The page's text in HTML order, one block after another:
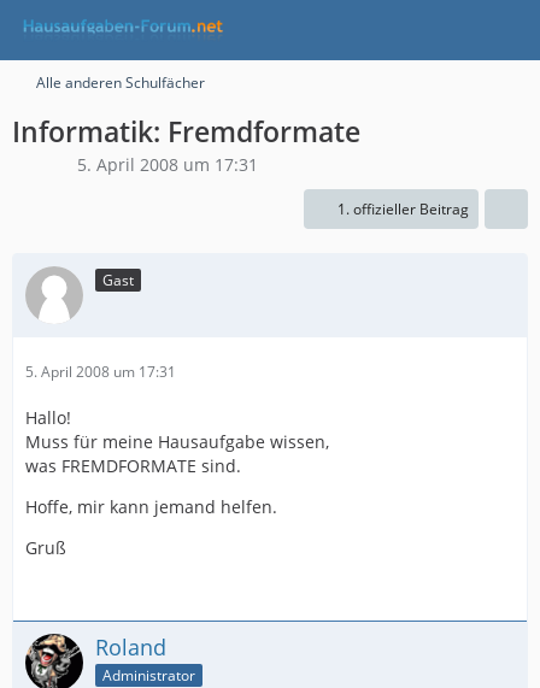
Alle anderen Schulfächer
Informatik: Fremdformate
5. April 2008 um 17:31
1. offizieller Beitrag
Gast
5. April 2008 um 17:31
Hallo!
Muss für meine Hausaufgabe wissen,
was FREMDFORMATE sind.
Hoffe, mir kann jemand helfen.
Gruß
Roland
Administrator